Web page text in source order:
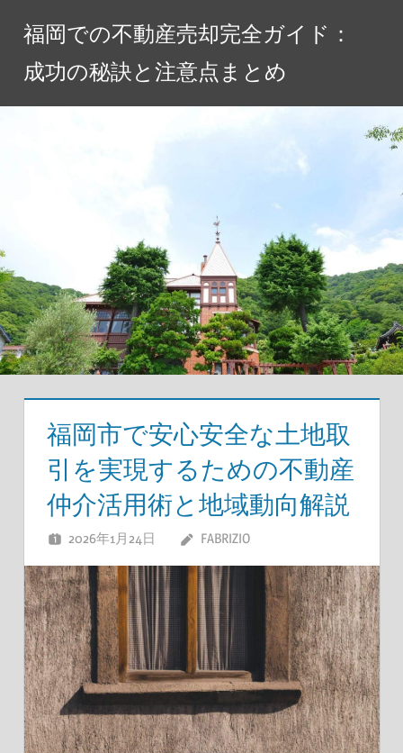
プ
福岡での不動産売却完全ガイド：
成功の秘訣と注意点まとめ
福岡市で安心安全な土地取
引を実現するための不動産
仲介活用術と地域動向解説
2026年1月24日 FABRIZIO